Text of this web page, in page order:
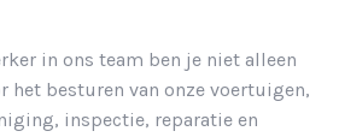
in ons team ben je niet alleen
het besturen van onze voertuigen,
inspectie, reparatie en